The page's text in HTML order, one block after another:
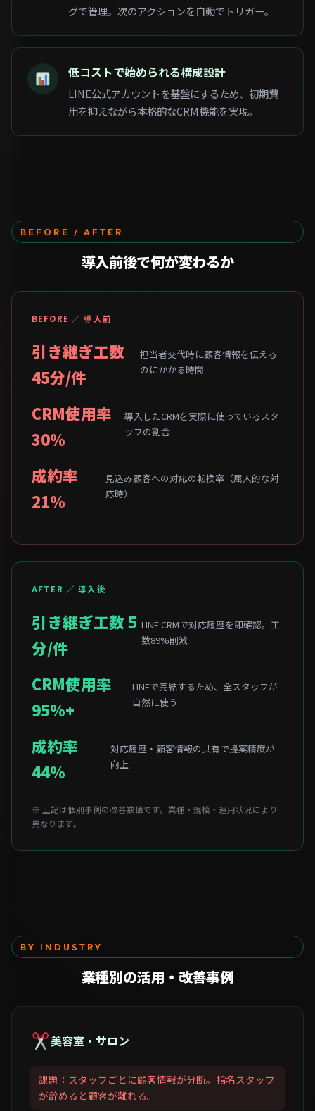
グで管理。次のアクションを自動でトリガー。
低コストで始められる構成設計
LINE公式アカウントを基盤にするため、初期費
用を抑えながら本格的なCRM機能を実現。
BEFORE / AFTER
導入前後で何が変わるか
BEFORE ／ 導入前
引き継ぎ工数
45分/件
担当者交代時に顧客情報を伝える
のにかかる時間
CRM使用率
30%
導入したCRMを実際に使っているスタ
ッフの割合
成約率
21%
見込み顧客への対応の転換率（属人的な対
応時）
AFTER ／ 導入後
引き継ぎ工数 5
分/件
LINE CRMで対応履歴を即確認。工
数89%削減
CRM使用率
95%+
LINEで完結するため、全スタッフが
自然に使う
成約率
44%
対応履歴・顧客情報の共有で提案精度が
向上
※ 上記は個別事例の改善数値です。業種・規模・運用状況により
異なります。
BY INDUSTRY
業種別の活用・改善事例
美容室・サロン
課題：スタッフごとに顧客情報が分断。指名スタッフ
が辞めると顧客が離れる。